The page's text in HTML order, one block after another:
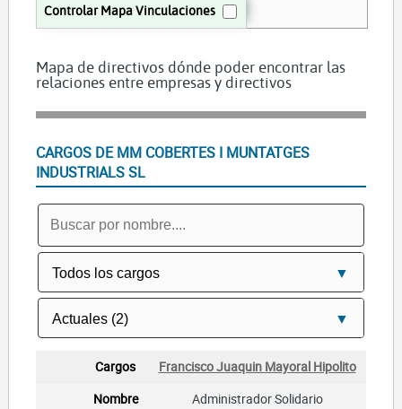
Controlar Mapa Vinculaciones
Mapa de directivos dónde poder encontrar las
relaciones entre empresas y directivos
CARGOS DE MM COBERTES I MUNTATGES
INDUSTRIALS SL
Francisco Juaquin Mayoral Hipolito
Administrador Solidario